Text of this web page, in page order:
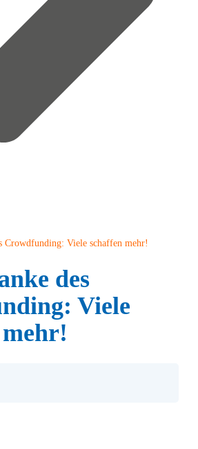
Crowdfunding: Viele schaffen mehr!
des
Viele